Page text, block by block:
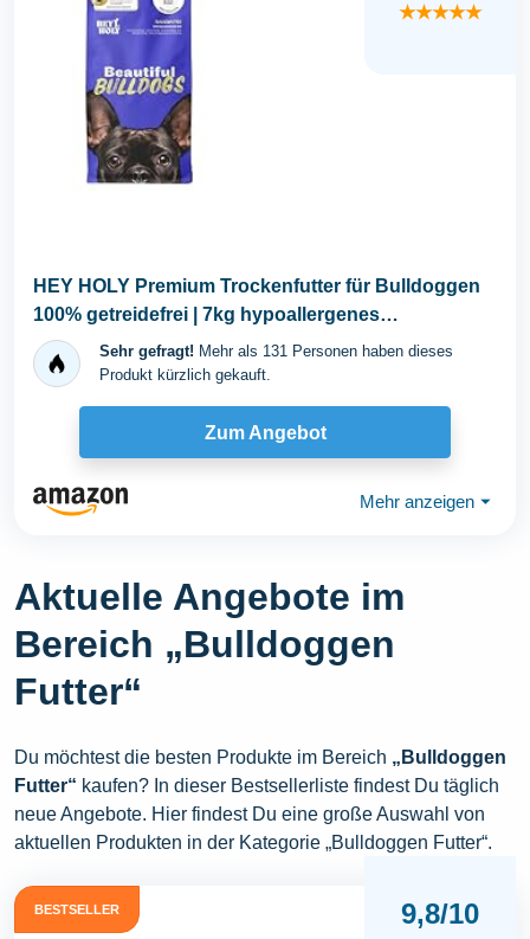
★★★★★
HEY HOLY Premium Trockenfutter für Bulldoggen
100% getreidefrei | 7kg hypoallergenes
Hundefutter...Sehr gefragt! Mehr als 131 Personen haben dieses
Produkt kürzlich gekauft.
Zum Angebot
Mehr anzeigen ⏷
Aktuelle Angebote im
Bereich „Bulldoggen
Futter“
Du möchtest die besten Produkte im Bereich „Bulldoggen
Futter“ kaufen? In dieser Bestsellerliste findest Du täglich
neue Angebote. Hier findest Du eine große Auswahl von
aktuellen Produkten in der Kategorie „Bulldoggen Futter“.
BESTSELLER 9,8/10